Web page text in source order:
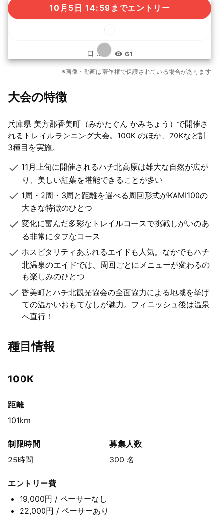
10月5日 14:59までエントリー
... 61
もっと見る
22枚
※画像・動画は著作権で保護されている場合があります
大会の特徴
兵庫県 美方郡香美町（みかたぐん かみちょう）で開催さ
れるトレイルランニング大会。100K のほか、70Kなど計
3種目を実施。
11月上旬に開催されるハチ北高原は雄大な自然が広が
り、美しい紅葉を堪能できることが多い
1周・2周・3周と距離を選べる周回形式がKAMI100の
大きな特徴のひとつ
変化に富んだ多彩なトレイルコースで挑戦しがいのあ
る非常にタフなコース
ホスピタリティあふれるエイドも人気。なかでもハチ
北温泉のエイドでは、周回ごとにメニューが変わるの
も楽しみのひとつ
香美町とハチ北観光協会の全面協力による地域を挙げ
ての温かいおもてなしが魅力。フィニッシュ後は温泉
へ直行！
種目情報
100K
距離
101km
制限時間
25時間
募集人数
300 名
エントリー費
19,000円 / ペーサーなし
22,000円 / ペーサーあり